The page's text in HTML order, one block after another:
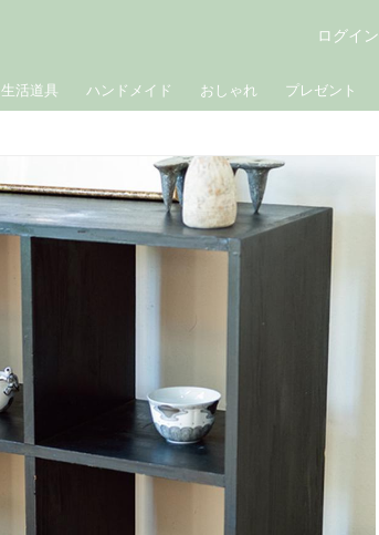
生活道具 ハンドメイド おしゃれ プレゼント
ログイン